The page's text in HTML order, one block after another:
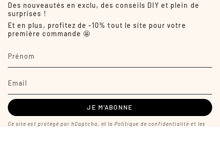
Des nouveautés en exclu, des conseils DIY et plein de
surprises !
Et en plus, profitez de -10% tout le site pour votre
première commande 🤩
JE M'ABONNE
Ce site est protégé par hCaptcha, et laPolitique de confidentialité et les